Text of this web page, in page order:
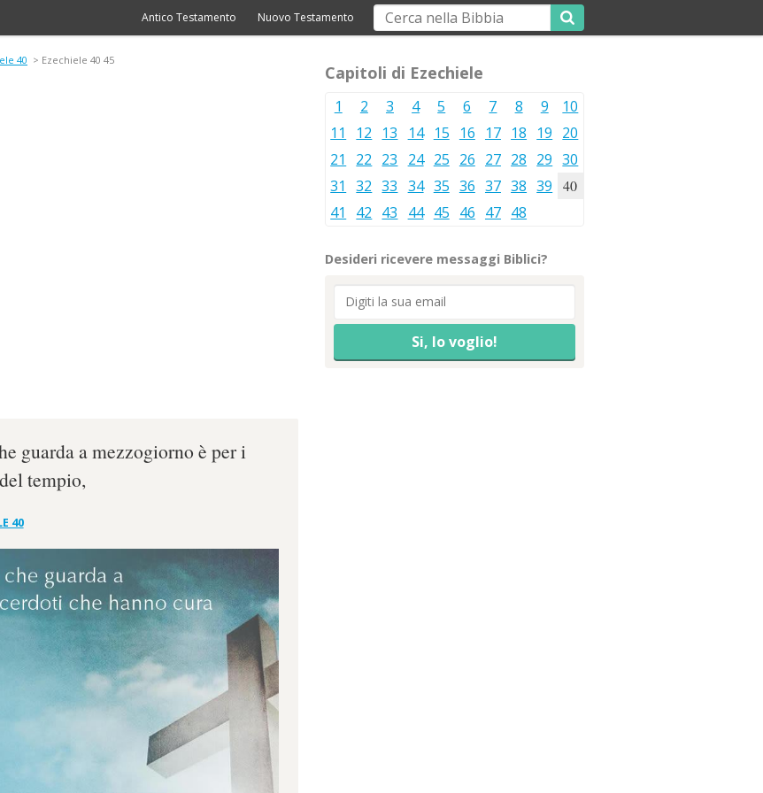
Antico Testamento Nuovo Testamento
40 > Ezechiele 40 45
guarda a mezzogiorno è per i
tempio,
40
Capitoli di Ezechiele
1 2 3 4 5 6 7 8 9
10
11
12 13 14 15 16 17 18 19 20
21
22 23 24 25 26 27 28 29 30
31
32 33 34 35 36 37 38 39 40
41 42 43 44 45 46 47 48
Desideri ricevere messaggi Biblici?